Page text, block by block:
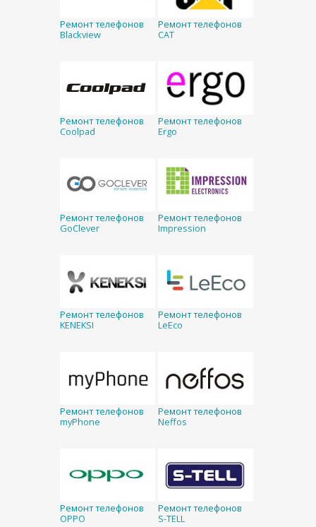
Ремонт телефонов
Blackview
Ремонт телефонов
CAT
Ремонт телефонов
Coolpad
Ремонт телефонов
Ergo
Ремонт телефонов
GoClever
Ремонт телефонов
Impression
Ремонт телефонов
KENEKSI
Ремонт телефонов
LeEco
Ремонт телефонов
myPhone
Ремонт телефонов
Neffos
Ремонт телефонов
OPPO
Ремонт телефонов
S-TELL